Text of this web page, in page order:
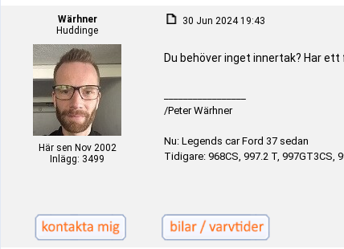
Wärhner
Huddinge
Här sen Nov 2002
Inlägg: 3499
30 Jun 2024 19:43
Du behöver inget innertak? Har ett
/Peter Wärhner
Nu: Legends car Ford 37 sedan
Tidigare: 968CS, 997.2 T, 997GT3CS,